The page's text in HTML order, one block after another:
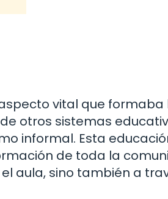
vital que formaba
otros sistemas
informal. Esta
de toda la
aula, sino también a